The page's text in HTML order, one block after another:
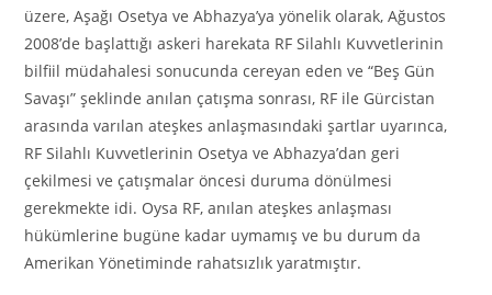
üzere, Aşağı Osetya ve Abhazya’ya yönelik olarak, Ağustos
2008’de başlattığı askeri harekata RF Silahlı Kuvvetlerinin
bilfiil müdahalesi sonucunda cereyan eden ve “Beş Gün
Savaşı” şeklinde anılan çatışma sonrası, RF ile Gürcistan
arasında varılan ateşkes anlaşmasındaki şartlar uyarınca,
RF Silahlı Kuvvetlerinin Osetya ve Abhazya’dan geri
çekilmesi ve çatışmalar öncesi duruma dönülmesi
gerekmekte idi. Oysa RF, anılan ateşkes anlaşması
hükümlerine bugüne kadar uymamış ve bu durum da
Amerikan Yönetiminde rahatsızlık yaratmıştır.